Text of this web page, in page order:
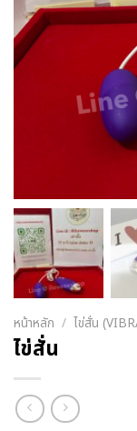
หน้าหลัก / ไข่สั่น
ไข่สั่น